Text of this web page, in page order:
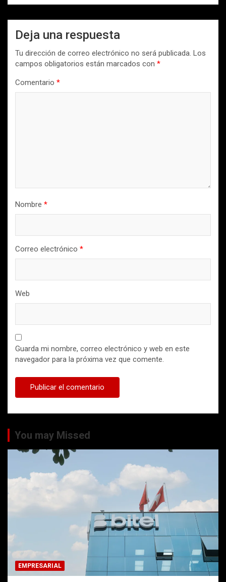
Deja una respuesta
Tu dirección de correo electrónico no será publicada. Los
campos obligatorios están marcados con *
Comentario *
Nombre *
Correo electrónico *
Web
Guarda mi nombre, correo electrónico y web en este
navegador para la próxima vez que comente.
You may Missed
EMPRESARIAL